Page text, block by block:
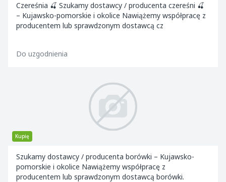
Czereśnia 🍒 Szukamy dostawcy / producenta czereśni 🍒
– Kujawsko-pomorskie i okolice Nawiążemy współpracę z
producentem lub sprawdzonym dostawcą cz
Do uzgodnienia
Kupię
Szukamy dostawcy / producenta borówki – Kujawsko-
pomorskie i okolice Nawiążemy współpracę z
producentem lub sprawdzonym dostawcą borówki.